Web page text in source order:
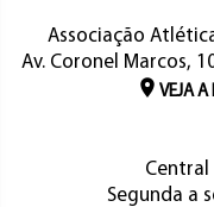
Associação
Av. Coronel Marcos,
VEJA
Central
Segunda a